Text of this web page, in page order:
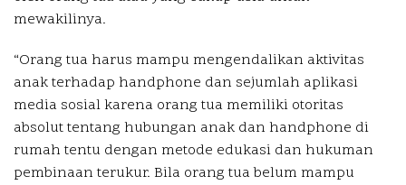
mewakilinya.
“Orang tua harus mampu mengendalikan aktivitas
anak terhadap handphone dan sejumlah aplikasi
media sosial karena orang tua memiliki otoritas
absolut tentang hubungan anak dan handphone di
rumah tentu dengan metode edukasi dan hukuman
pembinaan terukur. Bila orang tua belum mampu